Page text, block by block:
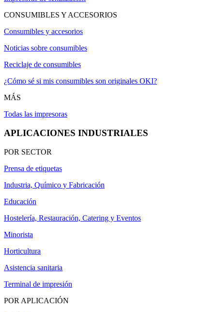
CONSUMIBLES Y ACCESORIOS
Consumibles y accesorios
Noticias sobre consumibles
Reciclaje de consumibles
¿Cómo sé si mis consumibles son originales OKI?
MÁS
Todas las impresoras
APLICACIONES INDUSTRIALES
POR SECTOR
Prensa de etiquetas
Industria, Químico y Fabricación
Educación
Hostelería, Restauración, Catering y Eventos
Minorista
Horticultura
Asistencia sanitaria
Terminal de impresión
POR APLICACIÓN